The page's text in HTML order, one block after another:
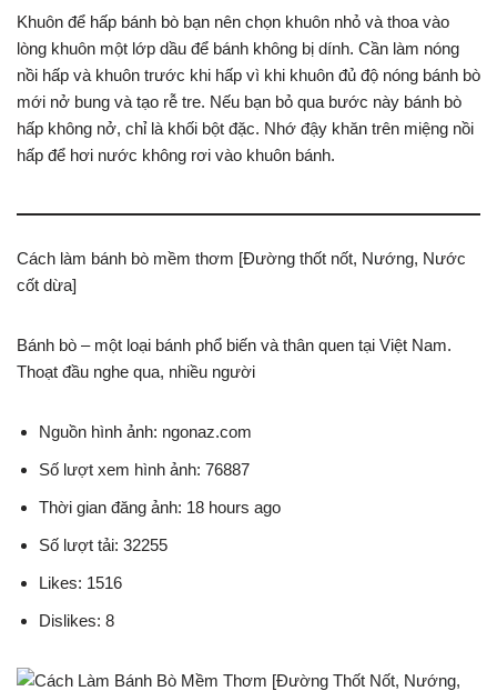
Khuôn để hấp bánh bò bạn nên chọn khuôn nhỏ và thoa vào
lòng khuôn một lớp dầu để bánh không bị dính. Cần làm nóng
nồi hấp và khuôn trước khi hấp vì khi khuôn đủ độ nóng bánh bò
mới nở bung và tạo rễ tre. Nếu bạn bỏ qua bước này bánh bò
hấp không nở, chỉ là khối bột đặc. Nhớ đậy khăn trên miệng nồi
hấp để hơi nước không rơi vào khuôn bánh.
Cách làm bánh bò mềm thơm [Đường thốt nốt, Nướng, Nước
cốt dừa]
Bánh bò – một loại bánh phổ biến và thân quen tại Việt Nam.
Thoạt đầu nghe qua, nhiều người
Nguồn hình ảnh: ngonaz.com
Số lượt xem hình ảnh: 76887
Thời gian đăng ảnh: 18 hours ago
Số lượt tải: 32255
Likes: 1516
Dislikes: 8